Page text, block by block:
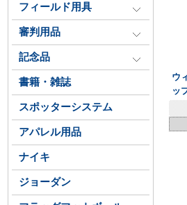
フィールド用具
審判用品
記念品
書籍・雑誌
スポッターシステム
アパレル用品
ナイキ
ジョーダン
ウ
ッ